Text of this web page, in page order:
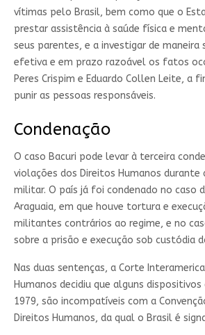
vítimas pelo Brasil, bem como que o
prestar assistência à saúde física e
seus parentes, e a investigar de maneira
efetiva e em prazo razoável os fatos
Peres Crispim e Eduardo Collen Leite, a
punir as pessoas responsáveis.
Condenação
O caso Bacuri pode levar à terceira
violações dos Direitos Humanos durante
militar. O país já foi condenado no caso
Araguaia, em que houve tortura e
militantes contrários ao regime, e no
sobre a prisão e execução sob custódia
Nas duas sentenças, a Corte
Humanos decidiu que alguns dispositivos
1979, são incompatíveis com a
Direitos Humanos, da qual o Brasil é